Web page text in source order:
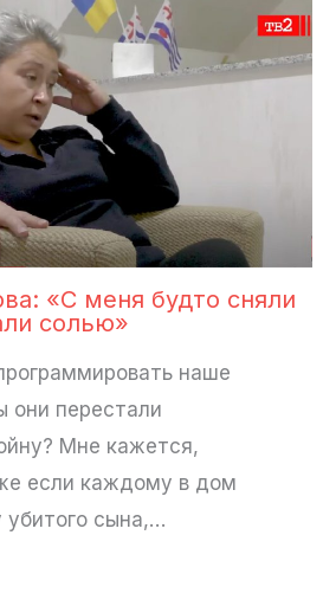
«С меня будто сняли
солью»
наше
они перестали
Мне кажется,
если каждому в дом
убитого сына,…